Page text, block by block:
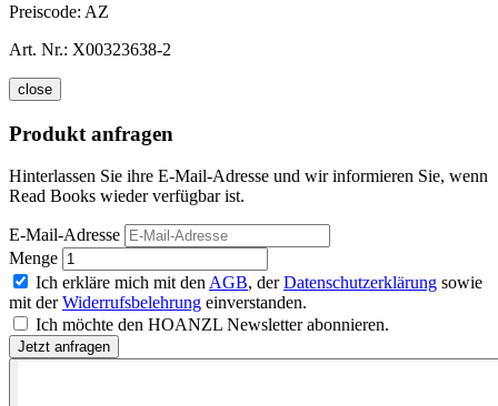
Preiscode: AZ
Art. Nr.: X00323638-2
close
Produkt anfragen
Hinterlassen Sie ihre E-Mail-Adresse und wir informieren Sie, wenn
Read Books wieder verfügbar ist.
E-Mail-Adresse
Menge
Ich erkläre mich mit den AGB, derDatenschutzerklärung sowie
mit derWiderrufsbelehrung einverstanden.
Ich möchte den HOANZL Newsletter abonnieren.